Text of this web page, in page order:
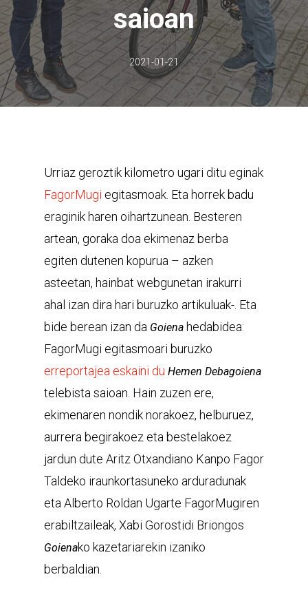
saioan
2021-01-21
Urriaz geroztik kilometro ugari ditu eginak
FagorMugi egitasmoak. Eta horrek badu
eraginik haren oihartzunean. Besteren
artean, goraka doa ekimenaz berba
egiten dutenen kopurua – azken
asteetan, hainbat webgunetan irakurri
ahal izan dira hari buruzko artikuluak-. Eta
bide berean izan da Goiena hedabidea:
FagorMugi egitasmoari buruzko
erreportajea eskaini du Hemen Debagoiena
telebista saioan. Hain zuzen ere,
ekimenaren nondik norakoez, helburuez,
aurrera begirakoez eta bestelakoez
jardun dute Aritz Otxandiano Kanpo Fagor
Taldeko iraunkortasuneko arduradunak
eta Alberto Roldan Ugarte FagorMugiren
erabiltzaileak, Xabi Gorostidi Briongos
Goienako kazetariarekin izaniko
berbaldian.